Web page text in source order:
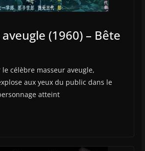
(1960) – Bête
le célèbre masseur aveugle,
aux yeux du public dans le
atteint